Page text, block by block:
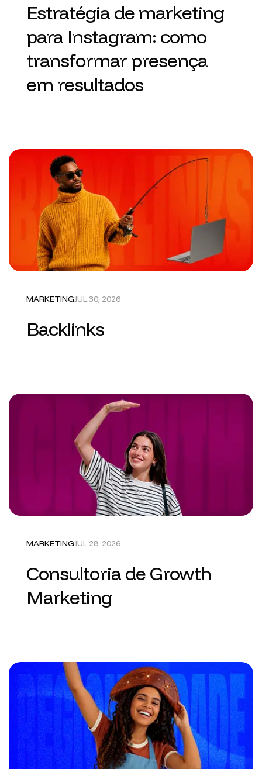
Estratégia de marketing
para Instagram: como
transformar presença
em resultados
MARKETINGJUL 30, 2026
Backlinks
MARKETINGJUL 28, 2026
Consultoria de Growth
Marketing